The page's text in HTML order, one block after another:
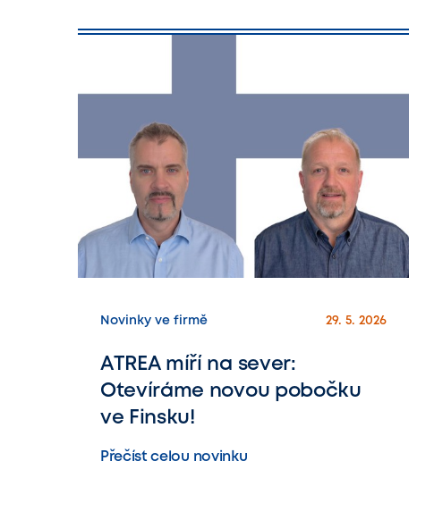
Novinky ve firmě 29. 5. 2026
ATREA míří na sever:
Otevíráme novou pobočku
ve Finsku!
Přečíst celou novinku